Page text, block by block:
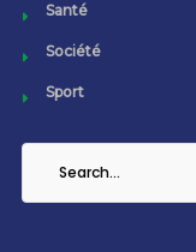
Santé
Société
Sport